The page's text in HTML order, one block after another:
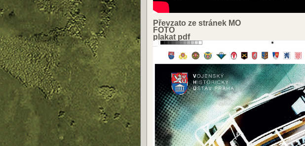
Převzato ze stránek MO
FOTO
plakat pdf